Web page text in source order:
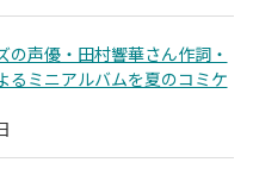
の声優・田村響華さん作詞・
るミニアルバムを夏のコミケ